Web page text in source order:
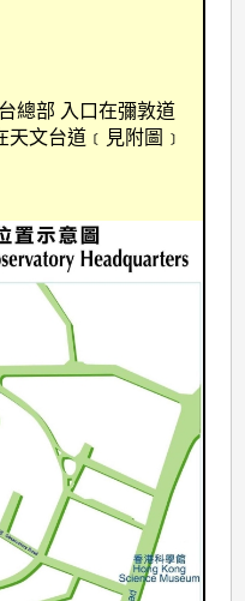
總部 入口在彌敦道
文台道﹝見附圖﹞